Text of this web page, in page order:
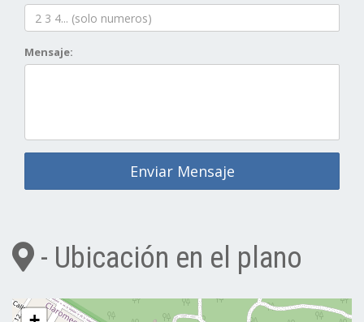
Mensaje:
Enviar Mensaje
- Ubicación en el plano